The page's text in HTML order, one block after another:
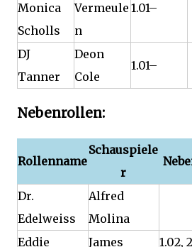
Monica
Scholls
Vermeule
n
1.01–
DJ
Tanner
Deon
Cole
1.01–
Nebenrollen:
Rollenname
Schauspiele
r
Dr.
Edelweiss
Alfred
Molina
Eddie
James
1.02,